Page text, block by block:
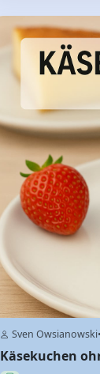
Sven Owsianowski•
Käsekuchen